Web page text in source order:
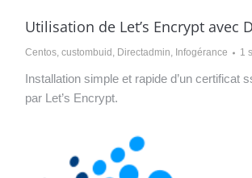
Utilisation de Let’s Encrypt avec
Centos,custombuid , Directadmin, Infogérance 1
Installation simple et rapide d’un certificat
par Let’s Encrypt.